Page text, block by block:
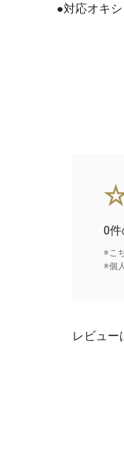
●対応オキ
0
※こ
※個
レビュー